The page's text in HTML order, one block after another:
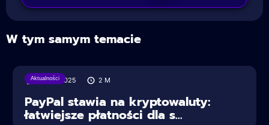
W tym samym temacie
Aktualności
30/07/2025 2 M
PayPal stawia na kryptowaluty:
łatwiejsze płatności dla s...